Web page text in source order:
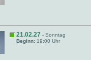
21.02.27 - Sonntag
Beginn: 19:00 Uhr